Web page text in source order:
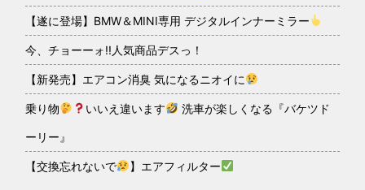
【遂に登場】BMW＆MINI専用 デジタルインナーミラー
今、チョーーォ!!人気商品デスっ！
【新発売】エアコン消臭 気になるニオイに
乗り物 いいえ違います 洗車が楽しくなる『バケツド
ーリー』
【交換忘れないで 】エアフィルター